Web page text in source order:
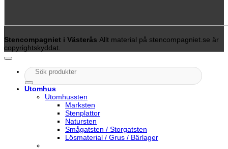
Stencompagniet i Västerås Allt material på stencompagniet.se är
copyrightskyddat.
Sök
efter:
Utomhus
Utomhussten
Marksten
Stenplattor
Natursten
Smågatsten / Storgatsten
Lösmaterial / Grus / Bärlager